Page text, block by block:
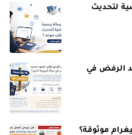
لتحديث
الرفض في
موثوقة؟